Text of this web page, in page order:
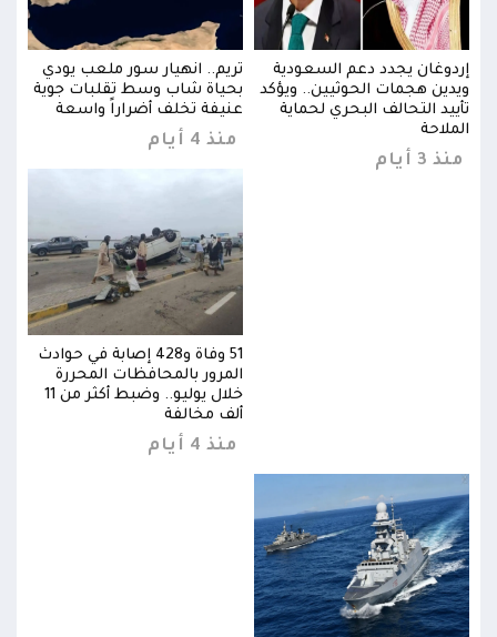
إردوغان يجدد دعم السعودية
ويدين هجمات الحوثيين.. ويؤكد
تأييد التحالف البحري لحماية
الملاحة
منذ 3 أيام
تريم.. انهيار سور ملعب يودي
بحياة شاب وسط تقلبات جوية
عنيفة تخلف أضراراً واسعة
منذ 4 أيام
51 وفاة و428 إصابة في حوادث
المرور بالمحافظات المحررة
خلال يوليو.. وضبط أكثر من 11
ألف مخالفة
منذ 4 أيام